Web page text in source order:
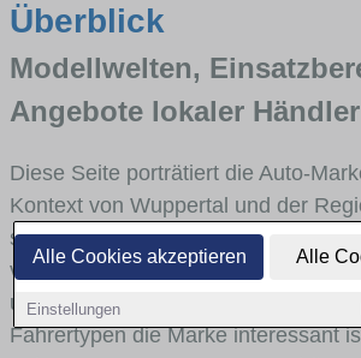
Alle Cookies akzeptieren Alle
Einstellungen
Überblick
Modellwelten,
Angebote lokaler Händler
Diese Seite porträtiert die Auto-
Kontext von Wuppertal und der
skizzieren, in welchen
vertreten ist, welche Modellreihen
und Umlandverkehr zu sehen sind
Fahrertypen die Marke interessant